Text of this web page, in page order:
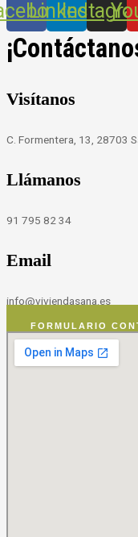
Linkedin
Visítanos
C. Formentera, 13, 28703
Llámanos
91 795 82 34
Email
info@viviendasana.es
FORMULARIO